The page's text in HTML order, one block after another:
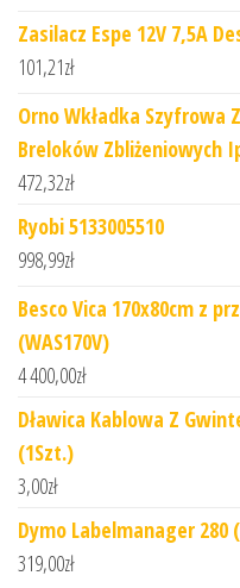
Zasilacz Espe 12V 7,5A
101,21zł
Orno Wkładka Szyfrowa
Breloków Zbliżeniowych
472,32zł
Ryobi 5133005510
998,99zł
Besco Vica 170x80cm z
(WAS170V)
4 400,00zł
Dławica Kablowa Z
(1Szt.)
3,00zł
Dymo Labelmanager 280
319,00zł